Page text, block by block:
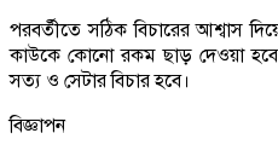
পরবর্তীতে সঠিক বিচারের আশ্বাস দিয়ে
কাউকে কোনো রকম ছাড় দেওয়া
সত্য ও সেটার বিচার হবে।
বিজ্ঞাপন